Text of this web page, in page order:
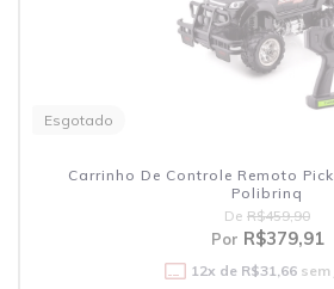
Esgotado
Carrinho De Controle Remoto
Polibrinq
De R$459,90
Por R$379,91
12x de R$31,66